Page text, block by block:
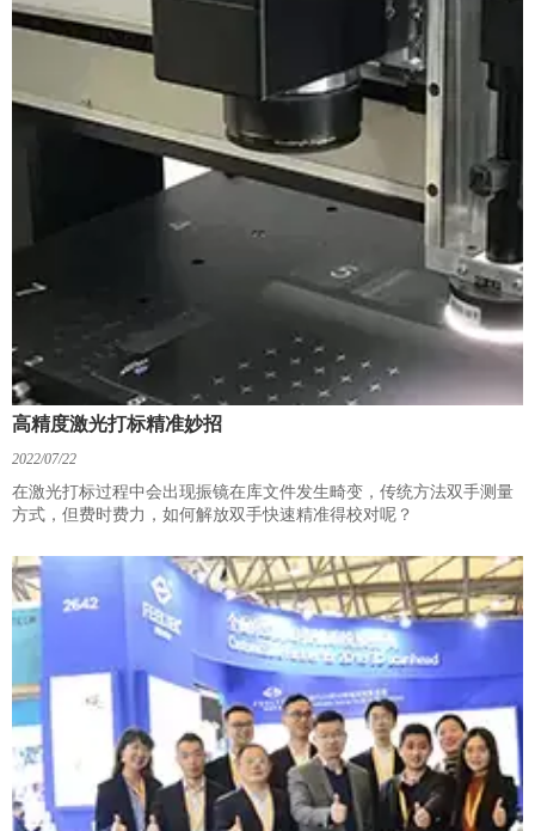
高精度激光打标精准妙招
2022/07/22
在激光打标过程中会出现振镜在库文件发生畸变，传统方法双手测量
方式，但费时费力，如何解放双手快速精准得校对呢？